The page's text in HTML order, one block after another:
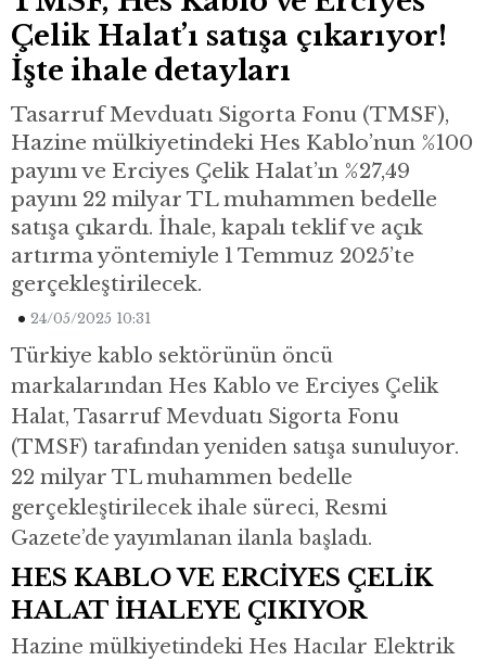
Çelik Halat’ı satışa çıkarıyor!
İşte ihale detayları
Tasarruf Mevduatı Sigorta Fonu (TMSF),
Hazine mülkiyetindeki Hes Kablo’nun %100
payını ve Erciyes Çelik Halat’ın %27,49
payını 22 milyar TL muhammen bedelle
satışa çıkardı. İhale, kapalı teklif ve açık
artırma yöntemiyle 1 Temmuz 2025’te
gerçekleştirilecek.
24/05/2025 10:31
Türkiye kablo sektörünün öncü
markalarından Hes Kablo ve Erciyes Çelik
Halat, Tasarruf Mevduatı Sigorta Fonu
(TMSF) tarafından yeniden satışa sunuluyor.
22 milyar TL muhammen bedelle
gerçekleştirilecek ihale süreci, Resmi
Gazete’de yayımlanan ilanla başladı.
HES KABLO VE ERCİYES ÇELİK
HALAT İHALEYE ÇIKIYOR
Hazine mülkiyetindeki Hes Hacılar Elektrik